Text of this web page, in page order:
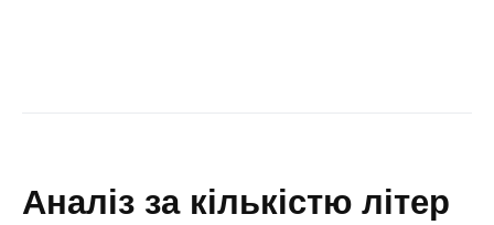
аналіз за кількістю літер